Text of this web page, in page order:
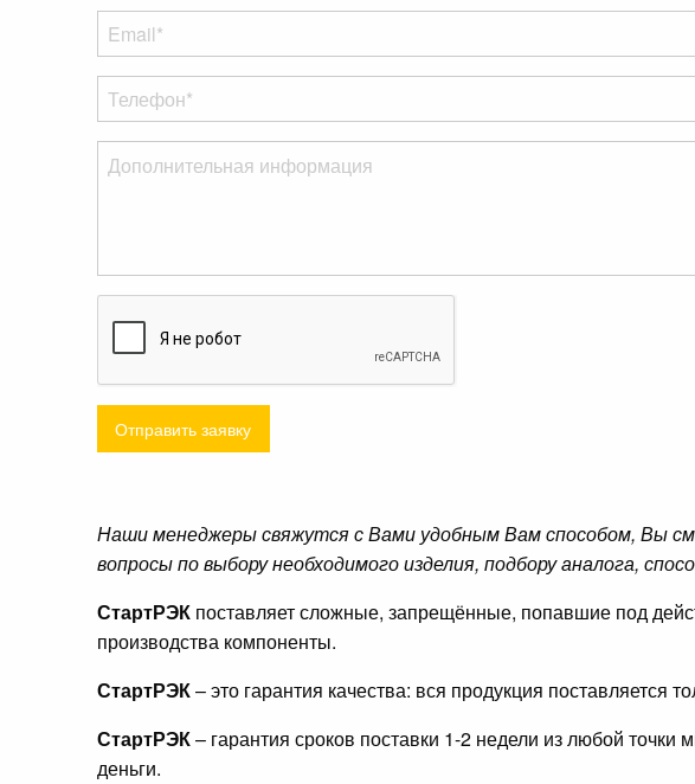
Отправить заявку
Наши менеджеры свяжутся с Вами удобным Вам способом, Вы
вопросы по выбору необходимого изделия, подбору аналога,
СтартРЭК поставляет сложные, запрещённые, попавшие под
производства компоненты.
СтартРЭК– это гарантия качества: вся продукция поставляется
СтартРЭК– гарантия сроков поставки 1-2 недели из любой
деньги.